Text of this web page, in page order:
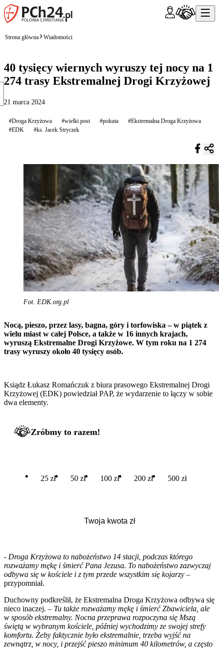
Strona główna Wiadomości
40 tysięcy wiernych wyruszy tej nocy na 1
274 trasy Ekstremalnej Drogi Krzyżowej
21 marca 2024
#Droga Krzyżowa #wielki post #pokuta
#Ekstremalna Droga Krzyżowa
#EDK
#ks. Jacek Stryczek
Fot. EDK.org.pl
Nocą, pieszo, przez lasy, bagna, góry i torfowiska – w piątek z
wielu miast w całej Polsce, a także w 16 innych krajach,
wyruszą Ekstremalne Drogi Krzyżowe. W tym roku na 1 274
trasy wyruszy około 40 tysięcy osób.
Ksiądz Łukasz Romańczuk z biura prasowego Ekstremalnej Drogi
Krzyżowej (EDK) powiedział PAP, że wydarzenie to łączy w sobie
dwa elementy.
Zróbmy to razem!
25 zł 50 zł 100 zł 200 zł 500 zł
- Droga Krzyżowa to nabożeństwo 14 stacji, podczas którego
rozważamy mękę i śmierć Pana Jezusa. To nabożeństwo zazwyczaj
odbywa się w kościele i z tym przede wszystkim się kojarzy –
przypomniał.
Duchowny podkreślił, że Ekstremalna Droga Krzyżowa odbywa się
nieco inaczej. – Tu także rozważamy mękę i śmierć Zbawiciela, ale
w sposób ekstremalny. Nocna przeprawa rozpoczyna się Mszą
świętą w wybranym kościele, później wychodzimy ze swojej strefy
komfortu. Żeby faktycznie było ekstremalnie, trzeba wyjść na
zewnątrz, w nocy, i przejść pieszo minimum 40 kilometrów, a często